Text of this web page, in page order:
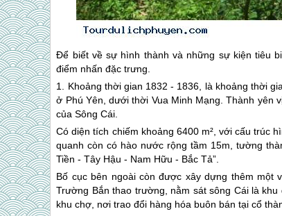
Để biết về sự hình thành và những sự kiện tiêu
điểm nhấn đặc trưng.
1. Khoảng thời gian 1832 - 1836, là khoảng thời
ở Phú Yên, dưới thời Vua Minh Mạng. Thành yên
của Sông Cái.
Có diện tích chiếm khoảng 6400 m², với cấu trúc
quanh còn có hào nước rộng tầm 15m, tường
Tiền - Tây Hậu - Nam Hữu - Bắc Tả”.
Bố cục bên ngoài còn được xây dựng thêm một
Trường Bắn thao trường, nằm sát sông Cái là
khu chợ, nơi trao đổi hàng hóa buôn bán tại cổ